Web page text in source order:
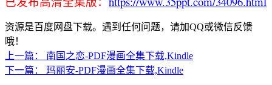
资源是百度网盘下载。遇到任何问题，请加QQ或微信反馈
哦！
上一篇：
南国之恋-PDF漫画全集下载,Kindle
下一篇：
玛丽安-PDF漫画全集下载,Kindle